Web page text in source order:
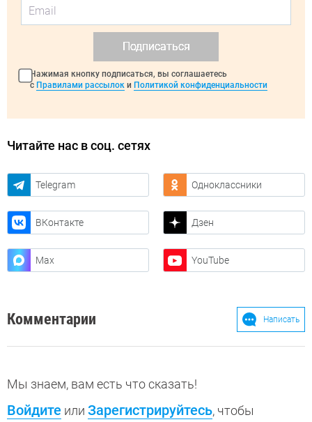
Подписаться
Нажимая кнопку подписаться, вы соглашаетесь
с Правилами рассылок и Политикой конфиденциальности
Читайте нас в соц. сетях
Telegram Одноклассники
ВКонтакте Дзен
Max YouTube
Комментарии Написать
Мы знаем, вам есть что сказать!
Войдите или Зарегистрируйтесь, чтобы